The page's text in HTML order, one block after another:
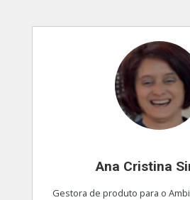
Ana Cristina
Gestora de produto para o